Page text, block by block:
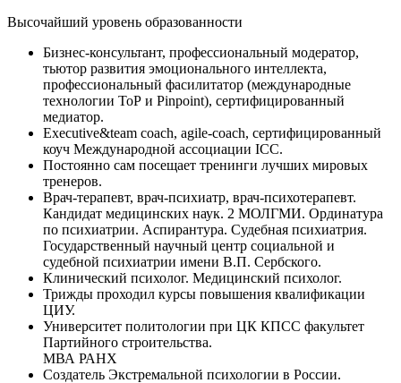
Высочайший уровень образованности
Бизнес-консультант, профессиональный модератор,
тьютор развития эмоционального интеллекта,
профессиональный фасилитатор (международные
технологии ТоР и Pinpoint), сертифицированный
медиатор.
Executive&team coach, agile-coach, сертифицированный
коуч Международной ассоциации ICC.
Постоянно сам посещает тренинги лучших мировых
тренеров.
Врач-терапевт, врач-психиатр, врач-психотерапевт.
Кандидат медицинских наук. 2 МОЛГМИ. Ординатура
по психиатрии. Аспирантура. Судебная психиатрия.
Государственный научный центр социальной и
судебной психиатрии имени В.П. Сербского.
Клинический психолог. Медицинский психолог.
Трижды проходил курсы повышения квалификации
ЦИУ.
Университет политологии при ЦК КПСС факультет
Партийного строительства.
МВА РАНХ
Создатель Экстремальной психологии в России.